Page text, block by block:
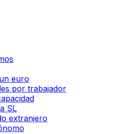
euro
por trabajador
SL
extranjero